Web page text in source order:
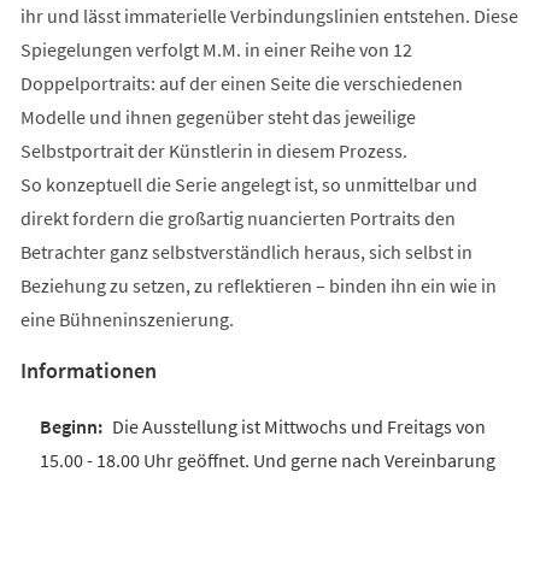
ihr und lässt immaterielle Verbindungslinien entstehen. Diese
Spiegelungen verfolgt M.M. in einer Reihe von 12
Doppelportraits: auf der einen Seite die verschiedenen
Modelle und ihnen gegenüber steht das jeweilige
Selbstportrait der Künstlerin in diesem Prozess.
So konzeptuell die Serie angelegt ist, so unmittelbar und
direkt fordern die großartig nuancierten Portraits den
Betrachter ganz selbstverständlich heraus, sich selbst in
Beziehung zu setzen, zu reflektieren – binden ihn ein wie in
eine Bühneninszenierung.
Informationen
Die Ausstellung ist Mittwochs und Freitags von
15.00 - 18.00 Uhr geöffnet. Und gerne nach Vereinbarung